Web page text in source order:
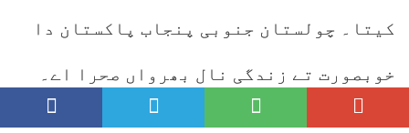
کیتا۔ چولستان جنوبی پنجاب پاکستان دا
خوبصورت تے زندگی نال بھرواں صحرا اے۔
مقامی طور تے ایہنوں روہی دے نام نال